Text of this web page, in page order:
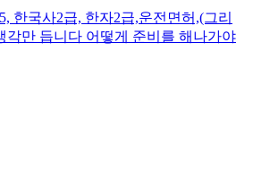
한국사2급, 한자2급,운전면허,(그리
각만 듭니다 어떻게 준비를 해나가야